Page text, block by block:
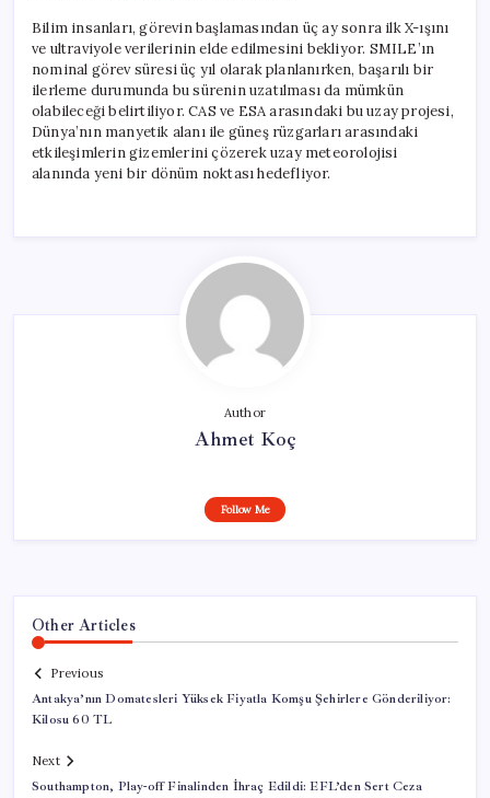
Bilim insanları, görevin başlamasından üç ay sonra ilk X-ışını
ve ultraviyole verilerinin elde edilmesini bekliyor. SMILE’ın
nominal görev süresi üç yıl olarak planlanırken, başarılı bir
ilerleme durumunda bu sürenin uzatılması da mümkün
olabileceği belirtiliyor. CAS ve ESA arasındaki bu uzay projesi,
Dünya’nın manyetik alanı ile güneş rüzgarları arasındaki
etkileşimlerin gizemlerini çözerek uzay meteorolojisi
alanında yeni bir dönüm noktası hedefliyor.
Author
Ahmet Koç
Follow Me
Other Articles
Previous
Antakya’nın Domatesleri Yüksek Fiyatla Komşu Şehirlere Gönderiliyor:
Kilosu 60 TL
Next
Southampton, Play-off Finalinden İhraç Edildi: EFL’den Sert Ceza